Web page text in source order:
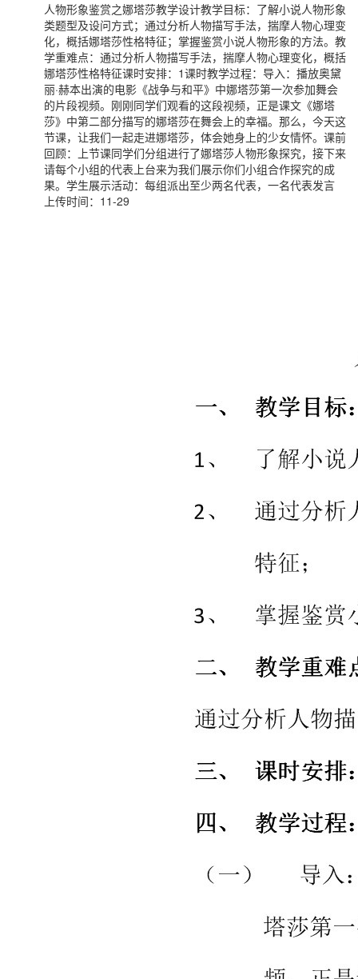
人物形象鉴赏之娜塔莎教学设计教学目标：了解小说人物形象
类题型及设问方式；通过分析人物描写手法，揣摩人物心理变
化，概括娜塔莎性格特征；掌握鉴赏小说人物形象的方法。教
学重难点：通过分析人物描写手法，揣摩人物心理变化，概括
娜塔莎性格特征课时安排：1课时教学过程：导入：播放奥黛
丽·赫本出演的电影《战争与和平》中娜塔莎第一次参加舞会
的片段视频。刚刚同学们观看的这段视频，正是课文《娜塔
莎》中第二部分描写的娜塔莎在舞会上的幸福。那么，今天这
节课，让我们一起走进娜塔莎，体会她身上的少女情怀。课前
回顾：上节课同学们分组进行了娜塔莎人物形象探究，接下来
请每个小组的代表上台来为我们展示你们小组合作探究的成
果。学生展示活动：每组派出至少两名代表，一名代表发言
上传时间：11-29